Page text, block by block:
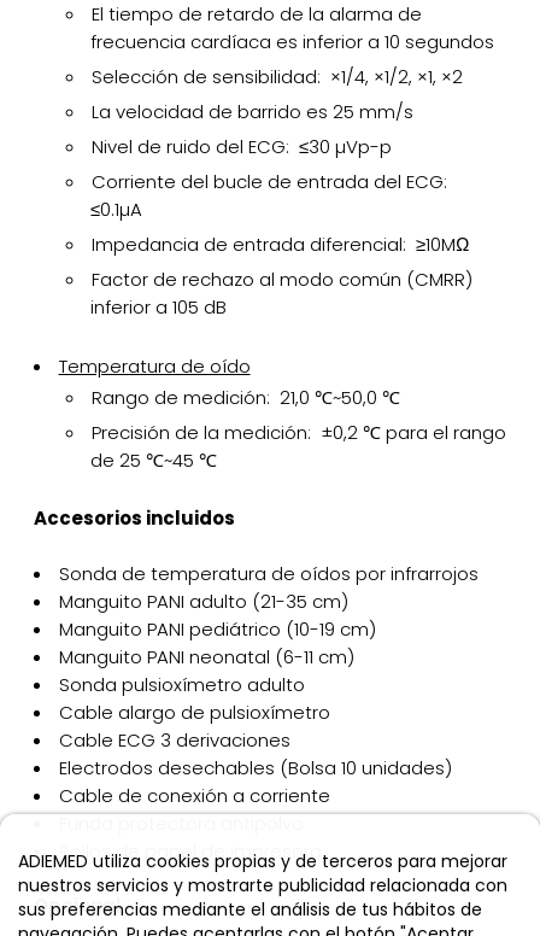
ADIEMED utiliza cookies propias y de terceros para mejorar
nuestros servicios y mostrarte publicidad relacionada con
sus preferencias mediante el análisis de tus hábitos de
El tiempo de retardo de la alarma de
frecuencia cardíaca es inferior a 10 segundos
Selección de sensibilidad: ×1/4, ×1/2, ×1, ×2
La velocidad de barrido es 25 mm/s
Nivel de ruido del ECG: ≤30 µVp-p
Corriente del bucle de entrada del ECG:
≤0.1µA
Impedancia de entrada diferencial: ≥10MΩ
Factor de rechazo al modo común (CMRR)
inferior a 105 dB
Temperatura de oído
Rango de medición: 21,0 ℃~50,0 ℃
Precisión de la medición: ±0,2 ℃ para el rango
de 25 ℃~45 ℃
Accesorios incluidos
Sonda de temperatura de oídos por infrarrojos
Manguito PANI adulto (21-35 cm)
Manguito PANI pediátrico (10-19 cm)
Manguito PANI neonatal (6-11 cm)
Sonda pulsioxímetro adulto
Cable alargo de pulsioxímetro
Cable ECG 3 derivaciones
Electrodos desechables (Bolsa 10 unidades)
Cable de conexión a corriente
Funda protectora antipolvo
Rollos de papel de impresora
Opcional